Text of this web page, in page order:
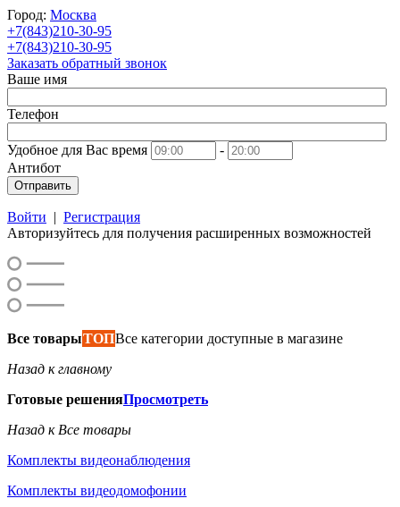
Город: Москва
+7(843)210-30-95
+7(843)210-30-95
Заказать обратный звонок
Ваше имя
Телефон
Удобное для Вас время
-
Антибот
Отправить
Войти | Регистрация
Авторизуйтесь для получения расширенных возможностей
Все товарыТОПВсе категории доступные в магазине
Назад к главному
Готовые решенияПросмотреть
Назад к Все товары
Комплекты видеонаблюдения
Комплекты видеодомофонии